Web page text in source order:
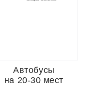
Автобусы
на 20-30 мест